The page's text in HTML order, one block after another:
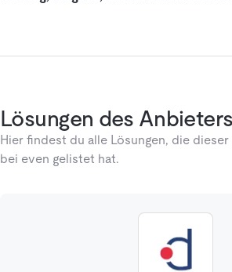
Lösungen des Anbieters
Hier findest du alle Lösungen, die
bei even gelistet hat.